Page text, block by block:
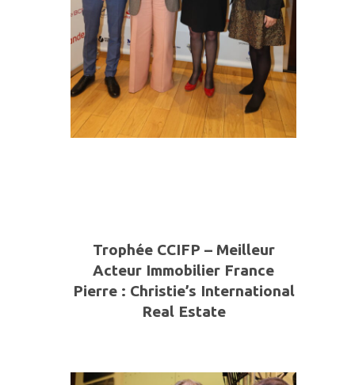
Trophée CCIFP – Meilleur
Acteur Immobilier France
Pierre: Christie’s International
Real Estate